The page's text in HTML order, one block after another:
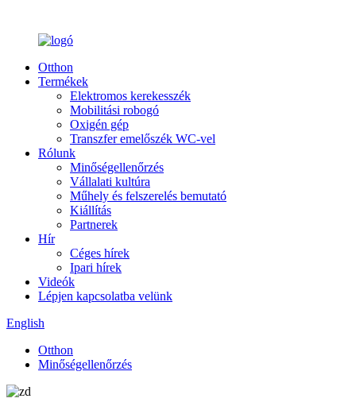
Otthon
Termékek
Elektromos kerekesszék
Mobilitási robogó
Oxigén gép
Transzfer emelőszék WC-vel
Rólunk
Minőségellenőrzés
Vállalati kultúra
Műhely és felszerelés bemutató
Kiállítás
Partnerek
Hír
Céges hírek
Ipari hírek
Videók
Lépjen kapcsolatba velünk
English
Otthon
Minőségellenőrzés